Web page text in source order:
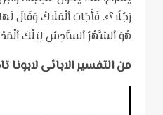
رَجُلًا؟». فَأَجَابَ ٱلْمَلَاكُ
هُوَ ٱلشَّهْرُ ٱلسَّادِسُ لِتِلْكَ
من التفسير الابائى لابونا